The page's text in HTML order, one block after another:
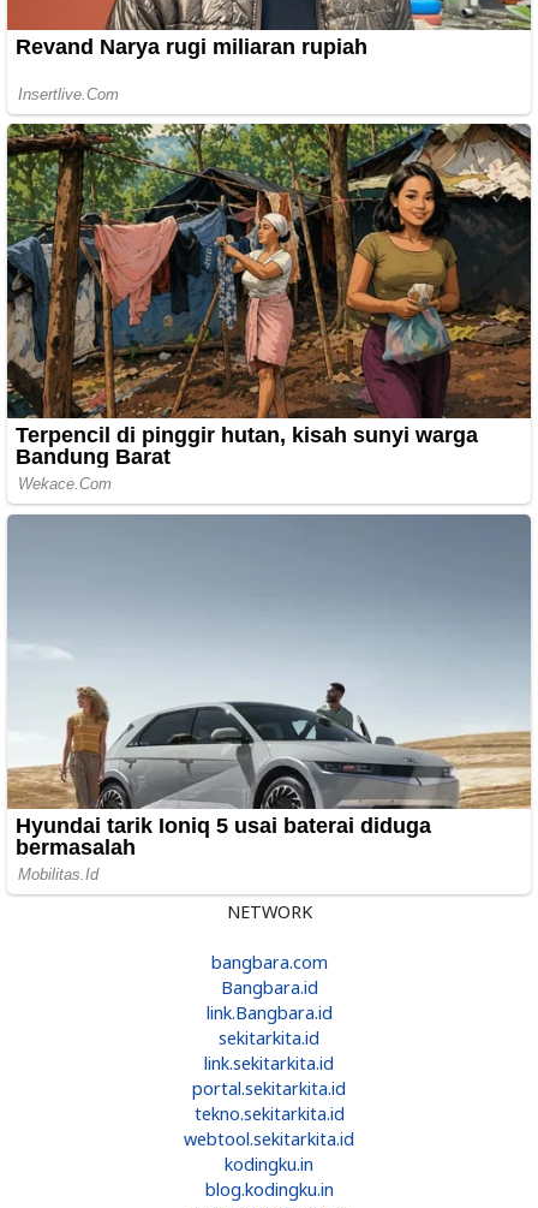
NETWORK
bangbara.com
Bangbara.id
link.Bangbara.id
sekitarkita.id
link.sekitarkita.id
portal.sekitarkita.id
tekno.sekitarkita.id
webtool.sekitarkita.id
kodingku.in
blog.kodingku.in